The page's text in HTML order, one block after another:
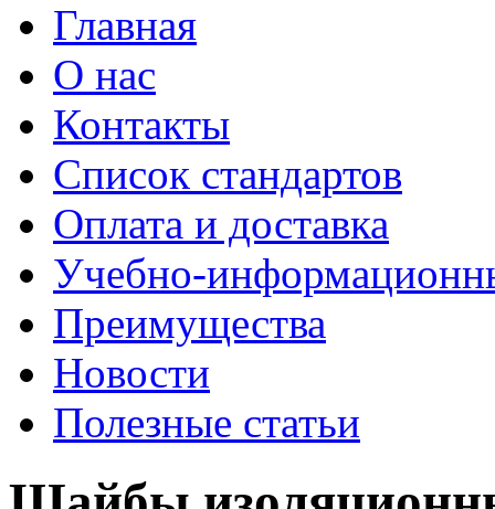
Главная
О нас
Контакты
Список стандартов
Оплата и доставка
Учебно-
Преимущества
Новости
Полезные статьи